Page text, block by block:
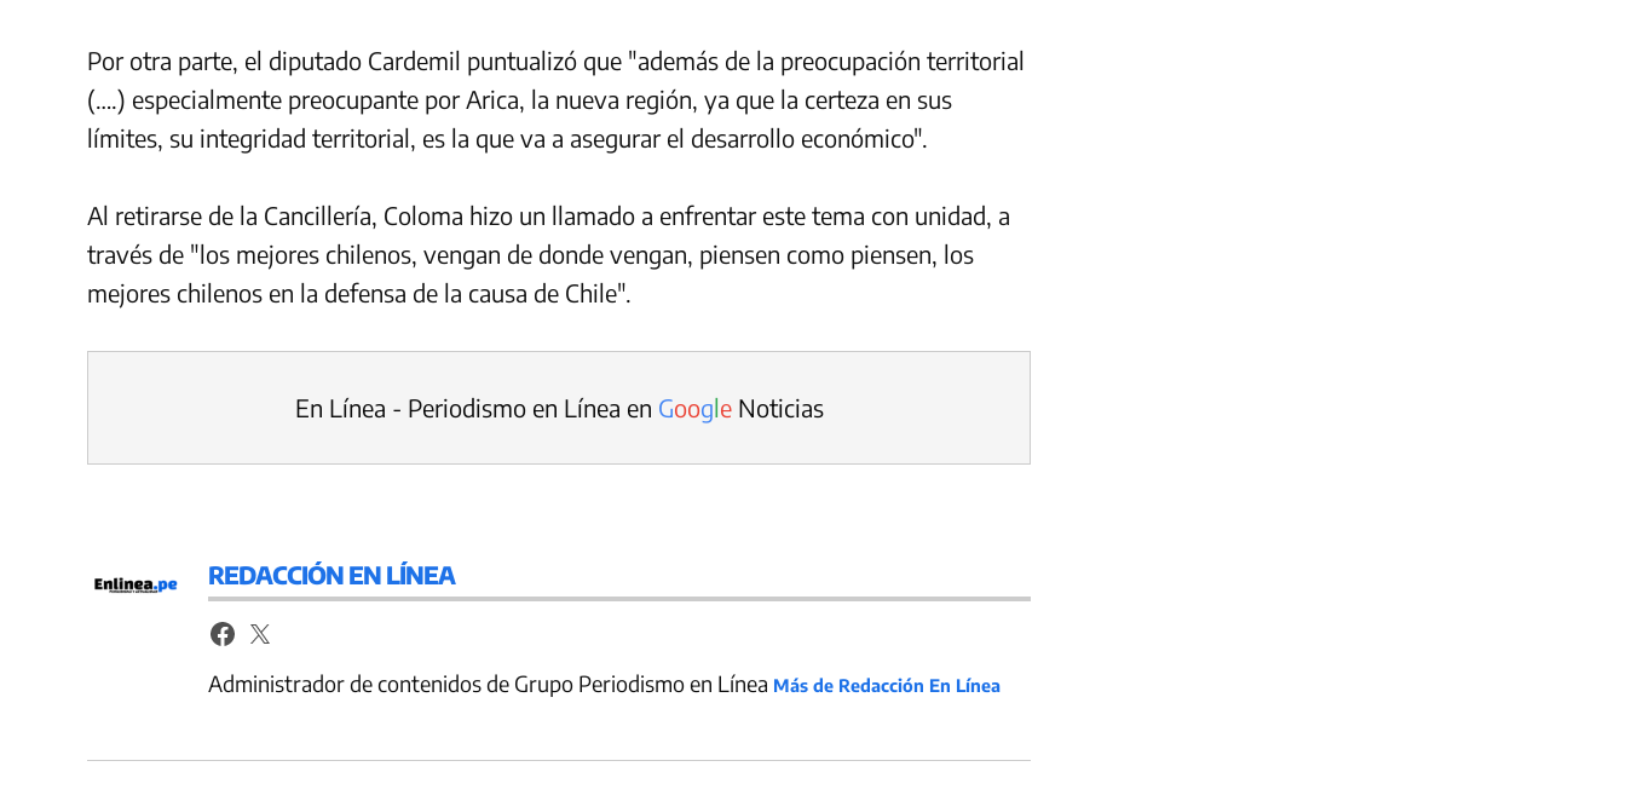
Por otra parte, el diputado Cardemil puntualizó que "además de la preocupación territorial
(….) especialmente preocupante por Arica, la nueva región, ya que la certeza en sus
límites, su integridad territorial, es la que va a asegurar el desarrollo económico".
Al retirarse de la Cancillería, Coloma hizo un llamado a enfrentar este tema con unidad, a
través de "los mejores chilenos, vengan de donde vengan, piensen como piensen, los
mejores chilenos en la defensa de la causa de Chile".
En Línea - Periodismo en Línea en GoogleNoticias
REDACCIÓN EN LÍNEA
Administrador de contenidos de Grupo Periodismo en Línea Más de Redacción En Línea